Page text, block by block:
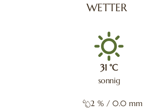
WETTER
31 °C
sonnig
2 % / 0.0 mm